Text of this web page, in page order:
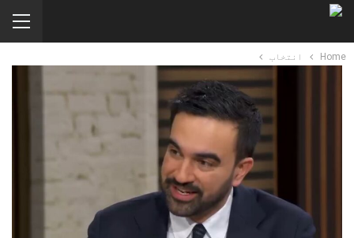
Home انتخاب